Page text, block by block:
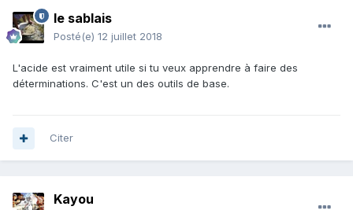
le sablais
Posté(e) 12 juillet 2018
L'acide est vraiment utile si tu veux apprendre à faire des
déterminations. C'est un des outils de base.
Citer
Kayou